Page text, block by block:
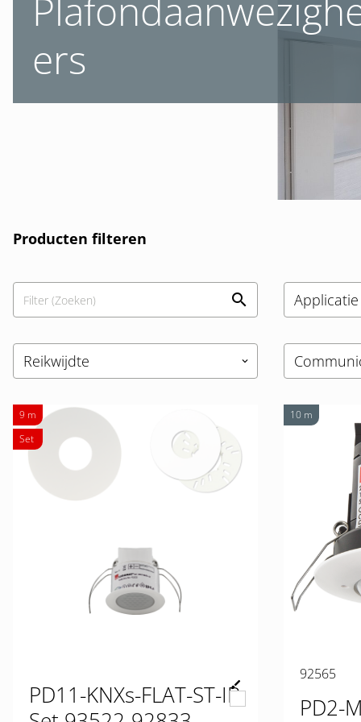
ers
Producten filteren
Reikwijdte keyboard_arrow_down
9 m
Set
PD11-KNXs-FLAT-ST-IB
10 m
92565
PD2-